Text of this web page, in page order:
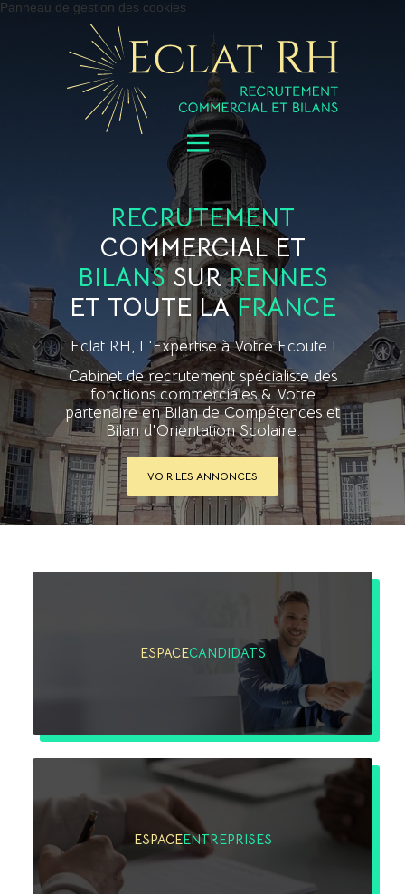
RECRUTEMENT
COMMERCIAL ET
BILANSSURRENNES
ET TOUTE LAFRANCE
Eclat RH, L'Expertise à Votre Ecoute !
Cabinet de recrutement spécialiste des
fonctions commerciales & Votre
partenaire en Bilan de Compétences et
Bilan d'Orientation Scolaire.
VOIR LES ANNONCES
ESPACECANDIDATS
ESPACEENTREPRISES
Panneau de gestion des cookies